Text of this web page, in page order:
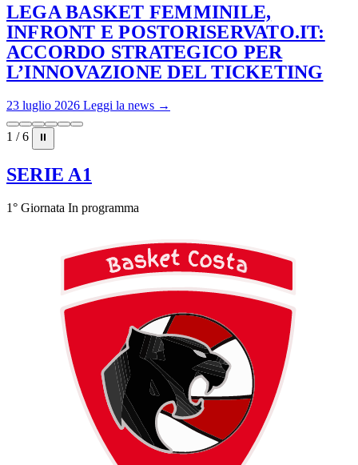
LEGA BASKET FEMMINILE,
INFRONT E POSTORISERVATO.IT:
ACCORDO STRATEGICO PER
L’INNOVAZIONE DEL TICKETING
23 luglio 2026 Leggi la news →
1 / 6 ⏸
SERIE A1
1° Giornata In programma